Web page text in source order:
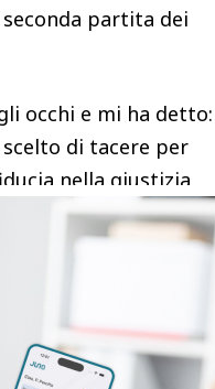
partita dei
occhi e mi ha detto:
scelto di tacere per
nella giustizia
storia che non è
e soprattutto della
Aspetto questo
potrò